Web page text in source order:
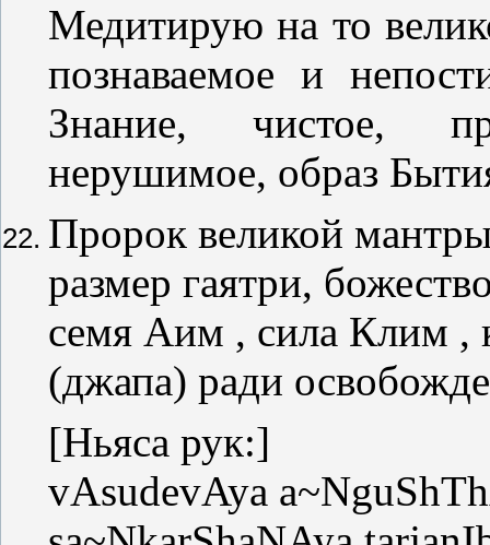
Медитирую на то
познаваемое и
Знание, чистое,
нерушимое, образ
Пророк великой
размер гаятри,
семя Аим , сила Клим ,
(джапа) ради
[Ньяса рук:]
vAsudevAya